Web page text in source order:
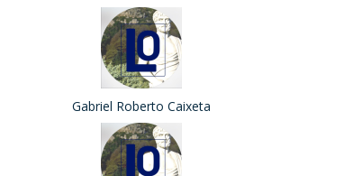
Gabriel Roberto Caixeta